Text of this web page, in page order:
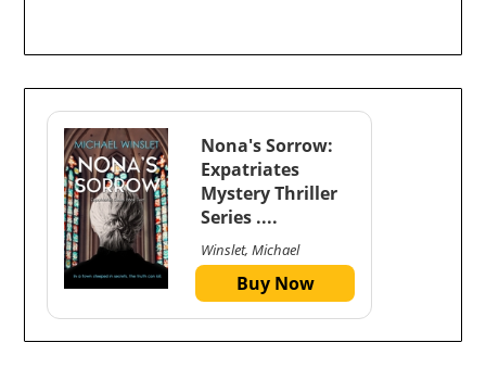
Nona's Sorrow:
Expatriates
Mystery Thriller
Series ....
Winslet, Michael
Buy Now